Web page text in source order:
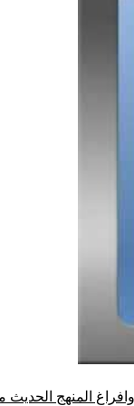
المنهج الحديث